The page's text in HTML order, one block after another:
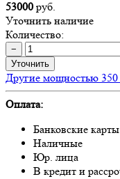
53000 руб.
Уточнить наличие
Количество:
−
Уточнить
Другие мощностью 350
Оплата:
Банковские карты
Наличные
Юр. лица
В кредит и